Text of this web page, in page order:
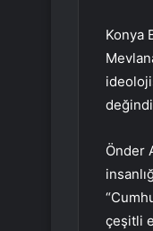
Konya
Önder
çeşitli